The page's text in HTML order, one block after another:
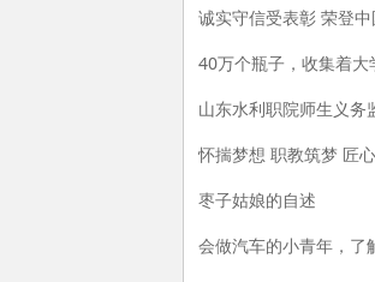
诚实守信受表彰 荣登
怀揣梦想 职教筑梦 匠
枣子姑娘的自述
会做汽车的小青年，了